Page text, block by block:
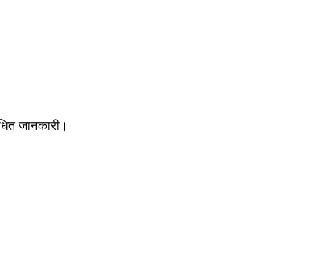
जानकारी।